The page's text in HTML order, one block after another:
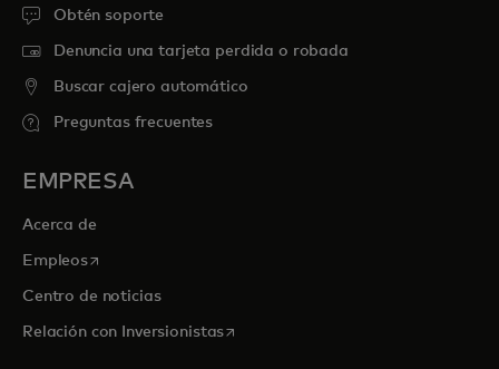
Obtén soporte
Denuncia una tarjeta perdida o robada
Buscar cajero automático
Preguntas frecuentes
EMPRESA
Acerca de
Empleosse abre en una pestaña nueva
Centro de noticias
Relación con Inversionistasse abre en una pestaña nueva